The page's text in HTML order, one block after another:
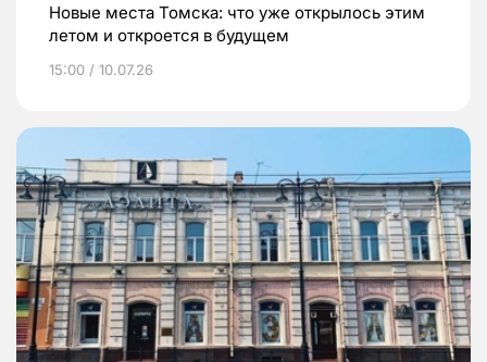
Новые места Томска: что уже открылось этим
летом и откроется в будущем
15:00 / 10.07.26